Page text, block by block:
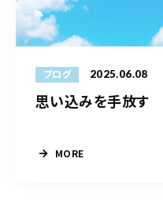
ブログ 2025.06.08
思い込みを手放す
MORE